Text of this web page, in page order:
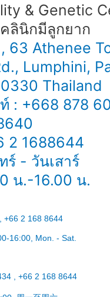
& Genetic
ลินิกมีลูกยาก
63 Athenee
Lumphini,
Thailand
: +668 878
2 1688644
ร์ - วันเสาร์
น.-16.00 น.
+66 2 168 8644
16:00 , Mon. - Sat.
, +66 2 168 8644